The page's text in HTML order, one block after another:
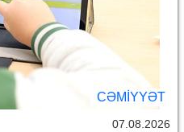
CƏMİYYƏT
07.08.2026